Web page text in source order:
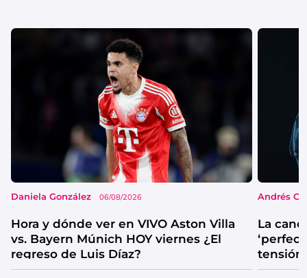
Daniela González 06/08/2026
Hora y dónde ver en VIVO Aston Villa
vs. Bayern Múnich HOY viernes ¿El
regreso de Luis Díaz?
Andrés
La
tensión
catarsis